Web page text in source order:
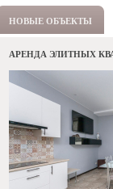
НОВЫЕ ОБЪЕКТЫ
АРЕНДА ЭЛИТНЫХ